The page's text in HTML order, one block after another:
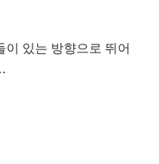
이 있는 방향으로 뛰어